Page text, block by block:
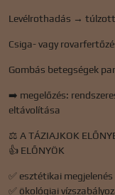
Levélrothadás →
Csiga- vagy
Gombás betegségek
➡️ megelőzés:
eltávolítása
⚖️ A TÁZIAJKOK
👍 ELŐNYÖK
✅ esztétikai megjelenés
✅ ökológiai